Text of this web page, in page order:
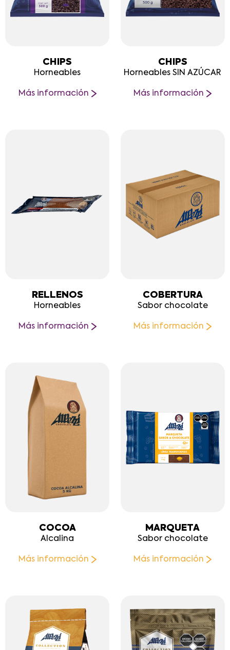
CHIPS
Horneables
Más información
CHIPS
Horneables SIN AZÚCAR
Más información
RELLENOS
Horneables
Más información
COBERTURA
Sabor chocolate
Más información
COCOA
Alcalina
Más información
MARQUETA
Sabor chocolate
Más información